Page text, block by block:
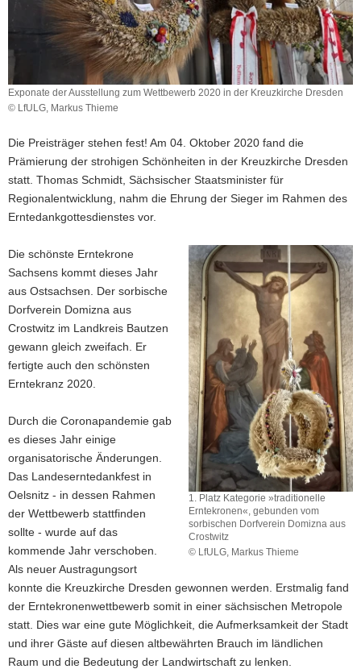
a
o
n
Exponate der Ausstellung zum Wettbewerb 2020 in der Kreuzkirche Dresden
© LfULG, Markus Thieme
der
zum
Wettbewerb
2020
in
Dresden
Die Preisträger stehen fest! Am 04. Oktober 2020 fand die
Prämierung der strohigen Schönheiten in der Kreuzkirche Dresden
statt. Thomas Schmidt, Sächsischer Staatsminister für
Regionalentwicklung, nahm die Ehrung der Sieger im Rahmen des
Erntedankgottesdienstes vor.
1. Platz Kategorie »traditionelle
Erntekronen«, gebunden vom
sorbischen Dorfverein Domizna aus
Crostwitz
© LfULG, Markus Thieme
»traditionelle
Erntekronen«,
gebunden
vom
Die schönste Erntekrone
Sachsens kommt dieses Jahr
aus Ostsachsen. Der sorbische
Dorfverein Domizna aus
Crostwitz im Landkreis Bautzen
gewann gleich zweifach. Er
fertigte auch den schönsten
Erntekranz 2020.
Durch die Coronapandemie gab
es dieses Jahr einige
organisatorische Änderungen.
Das Landeserntedankfest in
Oelsnitz - in dessen Rahmen
der Wettbewerb stattfinden
sollte - wurde auf das
kommende Jahr verschoben.
Als neuer Austragungsort
konnte die Kreuzkirche Dresden gewonnen werden. Erstmalig fand
der Erntekronenwettbewerb somit in einer sächsischen Metropole
statt. Dies war eine gute Möglichkeit, die Aufmerksamkeit der Stadt
und ihrer Gäste auf diesen altbewährten Brauch im ländlichen
Raum und die Bedeutung der Landwirtschaft zu lenken.